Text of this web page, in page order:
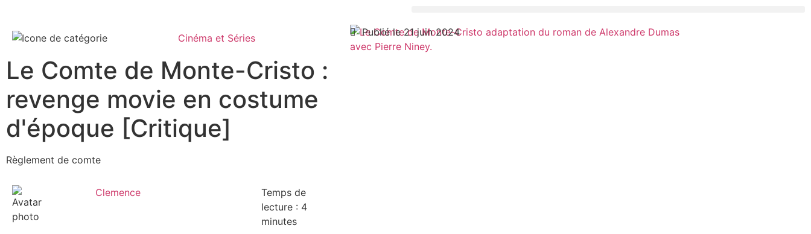
Cinéma et Séries
Le Comte de Monte-Cristo :
revenge movie en costume
d'époque [Critique]
Règlement de comte
Clemence
Temps de
lecture : 4
minutes
Publié le 21 juin 2024